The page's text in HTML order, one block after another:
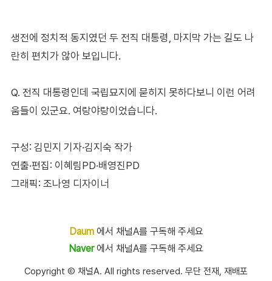
생전에 정치적 동지였던 두 전직 대통령, 마지막 가는 길도 나
란히 편치가 않아 보입니다.
Q. 전직 대통령인데 국립묘지에 묻히지 못하다보니 이런 어려
움들이 있군요. 여랑야랑이었습니다.
구성: 김민지 기자·김지숙 작가
연출·편집: 이혜림PD·배영진PD
그래픽: 조나영 디자이너
Daum에서 채널A를 구독해 주세요
Naver에서 채널A를 구독해 주세요
Copyright Ⓒ 채널A. All rights reserved. 무단 전재, 재배포